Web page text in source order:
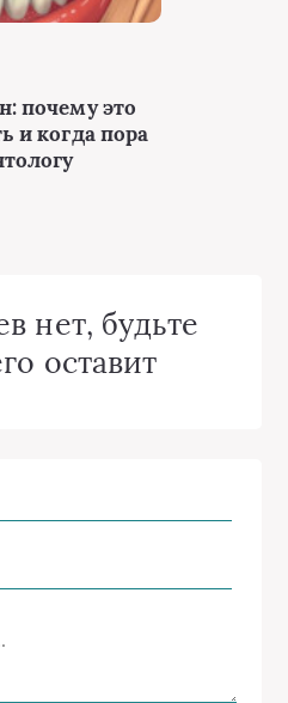
почему это
и когда пора
нет, будьте
оставит